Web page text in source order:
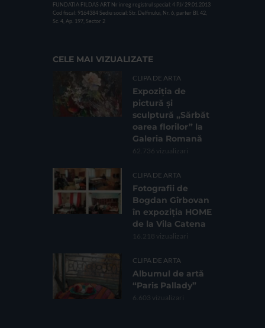
FUNDATIA FILDAS ART Nr inreg registrul special: 4 PJ/ 29.01.2013
Cod fiscal: 9164384 Sediu social: Str. Delfinului, Nr. 6, parter Bl. 42,
Sc. 4, Ap. 197, Sector 2
CELE MAI VIZUALIZATE
CLIPA DE ARTA
Expoziția de
pictură și
sculptură „Sărbăt
oarea florilor” la
Galeria Romană
62.736 vizualizari
CLIPA DE ARTA
Fotografii de
Bogdan Gîrbovan
în expoziția HOME
de la Vila Catena
16.218 vizualizari
CLIPA DE ARTA
Albumul de artă
“Paris Pallady”
6.603 vizualizari